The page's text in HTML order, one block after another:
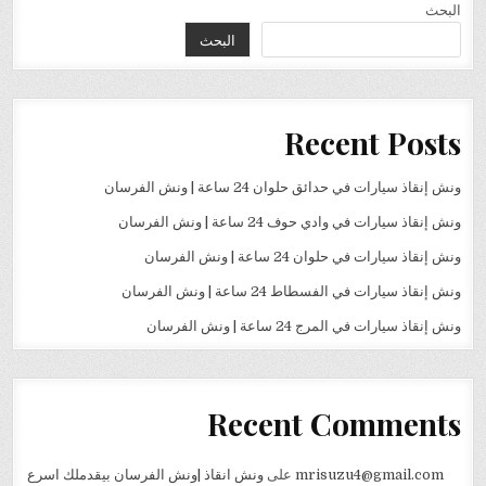
البحث
البحث
Recent Posts
ونش إنقاذ سيارات في حدائق حلوان 24 ساعة | ونش الفرسان
ونش إنقاذ سيارات في وادي حوف 24 ساعة | ونش الفرسان
ونش إنقاذ سيارات في حلوان 24 ساعة | ونش الفرسان
ونش إنقاذ سيارات في الفسطاط 24 ساعة | ونش الفرسان
ونش إنقاذ سيارات في المرج 24 ساعة | ونش الفرسان
Recent Comments
mrisuzu4@gmail.comعلى ونش انقاذ |ونش الفرسان بيقدملك اسرع